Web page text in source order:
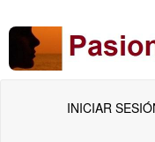
INICIAR